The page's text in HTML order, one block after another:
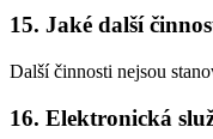
15. Jaké další
Další činnosti nejsou
16. Elektronická